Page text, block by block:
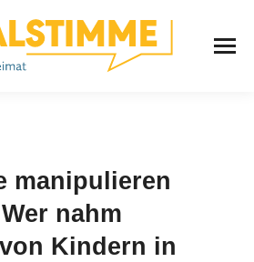
manipulieren
nahm
Kindern in